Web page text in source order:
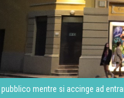
Il pubblico mentre si accinge ad